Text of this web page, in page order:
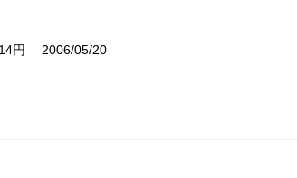
円 2006/05/20